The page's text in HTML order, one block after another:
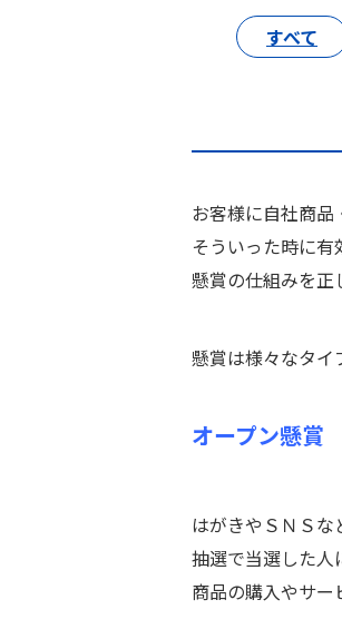
すべて
お客様に自社商品
そういった時に
懸賞の仕組みを正
懸賞は様々なタイ
オープン懸賞
はがきやＳＮＳな
抽選で当選した人
商品の購入やサー